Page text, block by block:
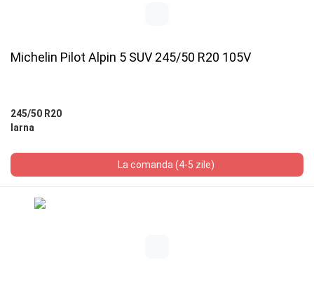
Michelin Pilot Alpin 5 SUV 245/50 R20 105V
245/50 R20
Iarna
La comanda (4-5 zile)